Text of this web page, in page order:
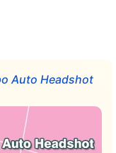
Auto Headshot